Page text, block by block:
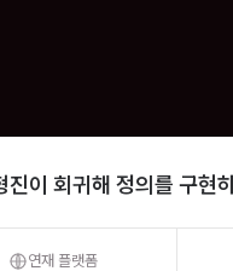
이 회귀해 정의를 구현
연재 플랫폼